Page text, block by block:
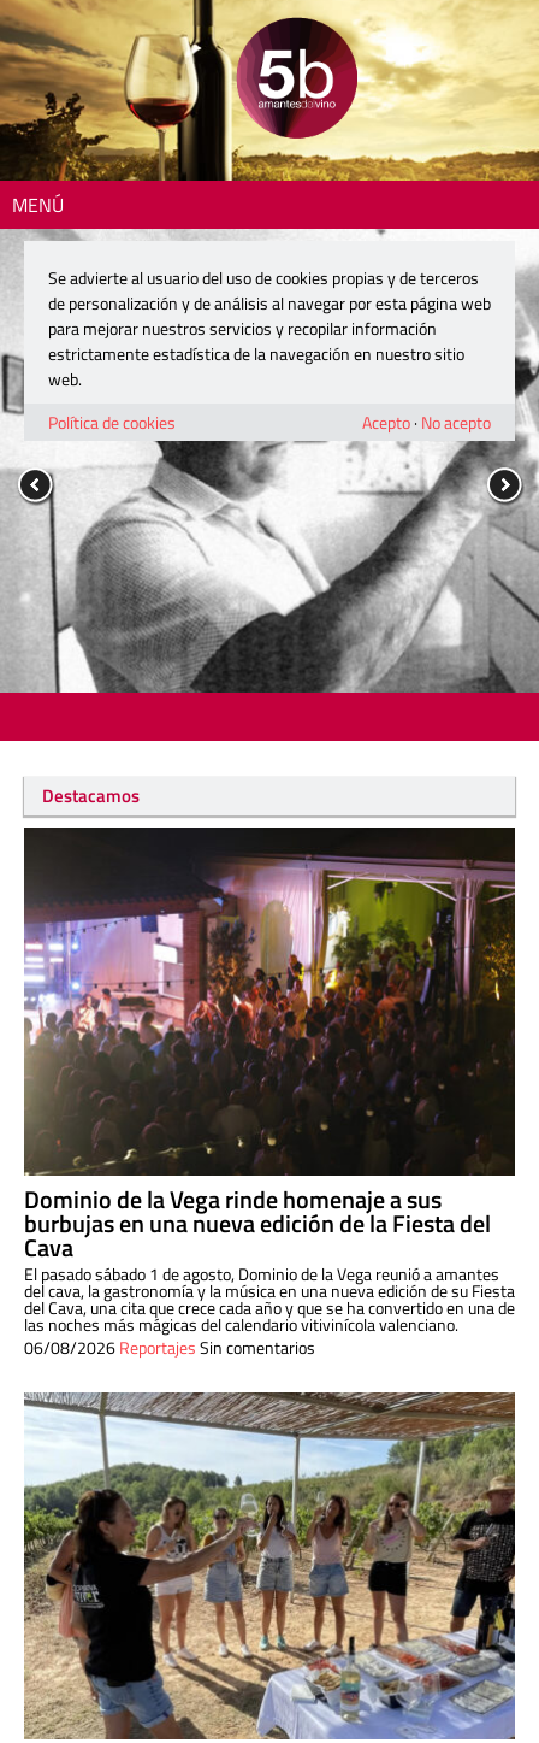
MENÚ
Destacamos
Dominio de la Vega rinde homenaje a sus
burbujas en una nueva edición de la Fiesta del
Cava
El pasado sábado 1 de agosto, Dominio de la Vega reunió a amantes
del cava, la gastronomía y la música en una nueva edición de su Fiesta
del Cava, una cita que crece cada año y que se ha convertido en una de
las noches más mágicas del calendario vitivinícola valenciano.
06/08/2026ReportajesSin comentarios
Se advierte al usuario del uso de cookies propias y de terceros
de personalización y de análisis al navegar por esta página web
para mejorar nuestros servicios y recopilar información
estrictamente estadística de la navegación en nuestro sitio
web.
Política de cookies
Acepto· No acepto